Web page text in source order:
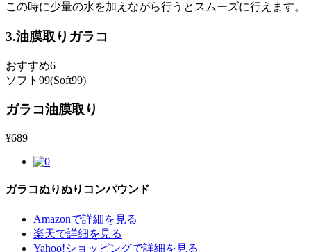
この時に少量の水を加えながら行うとスムーズに行えます。
3.油膜取りガラコ
おすすめ6
ソフト99(Soft99)
ガラコ油膜取り
¥689
ガラコぬりぬりコンパウンド
Amazonで詳細を見る
楽天で詳細を見る
Yahoo!ショッピングで詳細を見る